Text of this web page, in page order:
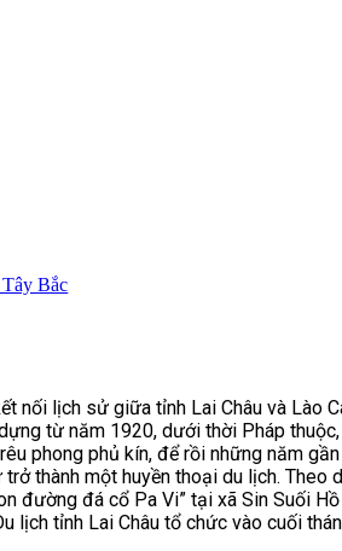
Bắc
nối lịch sử giữa tỉnh Lai Châu và Lào
từ năm 1920, dưới thời Pháp
phong phủ kín, để rồi những năm
thành một huyền thoại du lịch. Theo
đường đá cổ Pa Vi” tại xã Sin Suối
lịch tỉnh Lai Châu tổ chức vào cuối